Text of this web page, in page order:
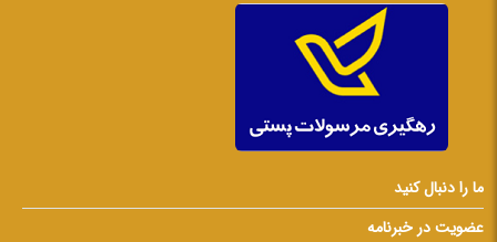
ما را دنبال کنید
عضویت در خبرنامه